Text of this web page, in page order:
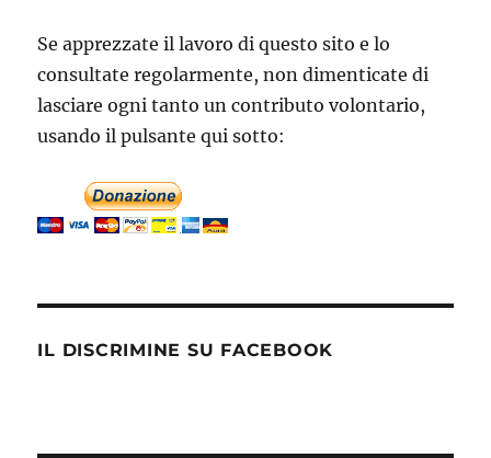
Se apprezzate il lavoro di questo sito e lo
consultate regolarmente, non dimenticate di
lasciare ogni tanto un contributo volontario,
usando il pulsante qui sotto:
IL DISCRIMINE SU FACEBOOK